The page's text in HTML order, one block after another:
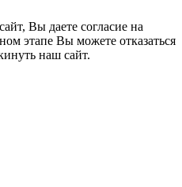
Вы даете согласие на
этапе Вы можете отказаться
наш сайт.